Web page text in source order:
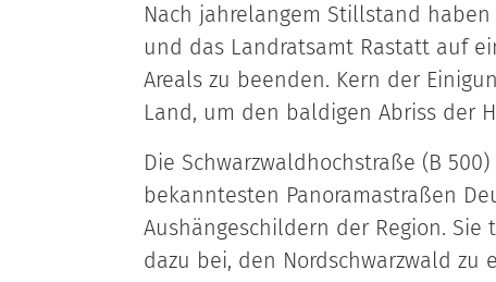
Nach jahrelangem Stillstand
und das Landratsamt Rastatt auf
Areals zu beenden. Kern der
Land, um den baldigen Abriss der
Die Schwarzwaldhochstraße (B
bekanntesten Panoramastraßen
Aushängeschildern der Region.
dazu bei, den Nordschwarzwald